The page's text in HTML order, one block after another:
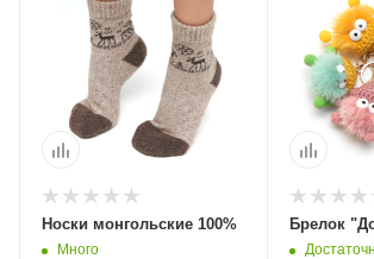
Носки монгольские 100%
Много
Брелок